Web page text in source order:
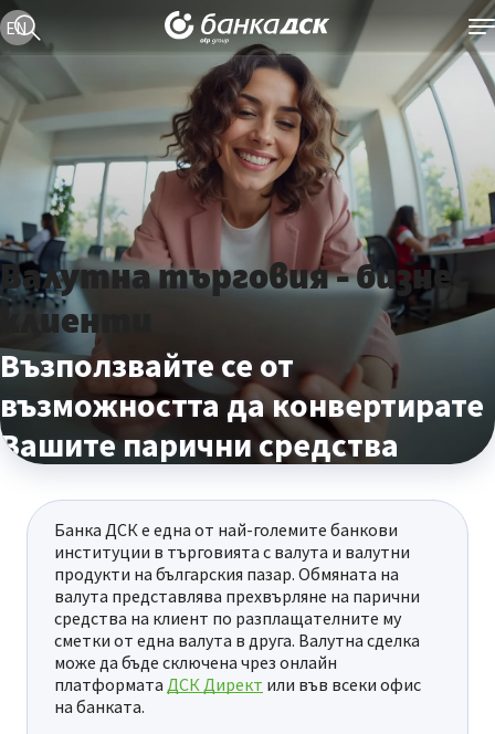
Текуща езикова версия е българска
EN
Валутна търговия - бизнес
клиенти
Възползвайте се от
възможността да конвертирате
Вашите парични средства
Банка ДСК е една от най-големите банкови
институции в търговията с валута и валутни
продукти на българския пазар. Обмяната на
валута представлява прехвърляне на парични
средства на клиент по разплащателните му
сметки от една валута в друга. Валутна сделка
може да бъде сключена чрез онлайн
платформата ДСК Директ или във всеки офис
на банката.